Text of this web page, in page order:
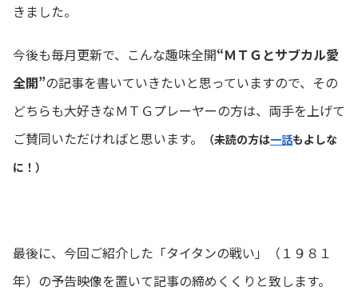
きました。
今後も毎月更新で、こんな趣味全開“ＭＴＧとサブカル愛
全開”の記事を書いていきたいと思っていますので、その
どちらも大好きなＭＴＧプレーヤーの方は、両手を上げて
ご賛同いただければと思います。
（未読の方は一話もよしな
に！）
最後に、今回ご紹介した「タイタンの戦い」（１９８１
年）の予告映像を置いて記事の締めくくりと致します。